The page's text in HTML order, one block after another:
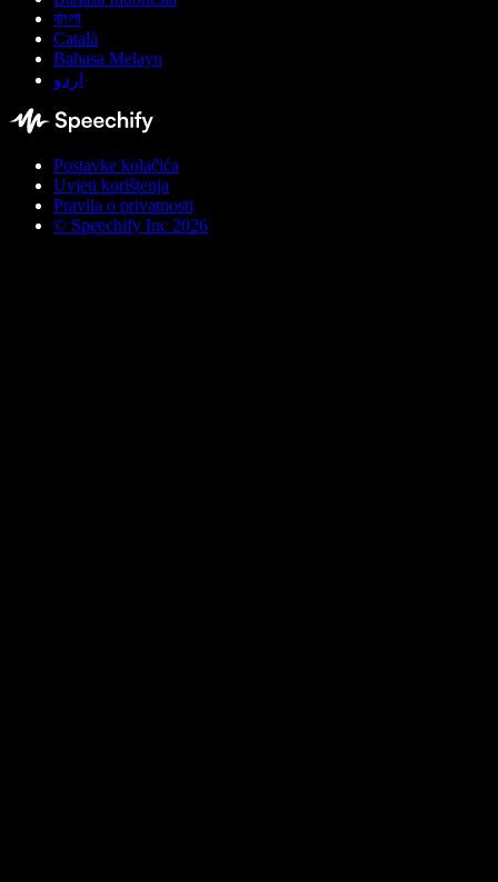
বাংলা
Català
Bahasa Melayu
اردو
Postavke kolačića
Uvjeti korištenja
Pravila o privatnosti
© Speechify Inc 2026